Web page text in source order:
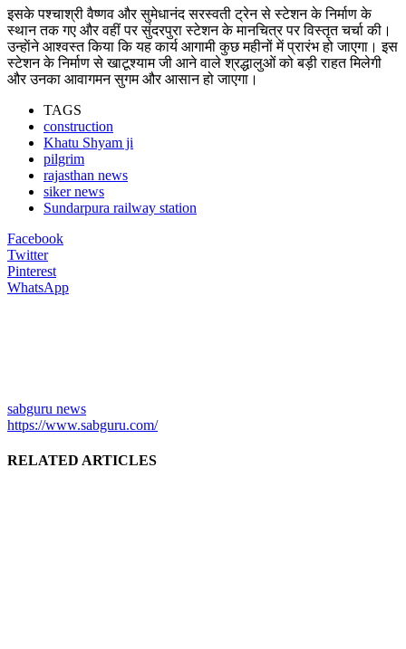
इसके पश्चाश्री वैष्णव और सुमेधानंद सरस्वती ट्रेन से स्टेशन के निर्माण के
स्थान तक गए और वहीं पर सुंदरपुरा स्टेशन के मानचित्र पर विस्तृत चर्चा की।
उन्हाेंने आश्वस्त किया कि यह कार्य आगामी कुछ महीनों में प्रारंभ हो जाएगा। इस
स्टेशन के निर्माण से खाटूश्याम जी आने वाले श्रद्धालुओं को बड़ी राहत मिलेगी
और उनका आवागमन सुगम और आसान हो जाएगा।
TAGS
construction
Khatu Shyam ji
pilgrim
rajasthan news
siker news
Sundarpura railway station
Facebook
Twitter
Pinterest
WhatsApp
sabguru news
https://www.sabguru.com/
RELATED ARTICLES